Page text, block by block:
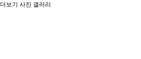
더보기 사진 갤러리